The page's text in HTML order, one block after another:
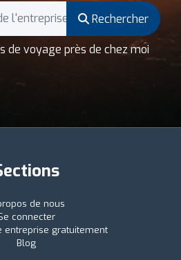
Rechercher
de voyage près de chez moi
de nous
connecter
entreprise gratuitement
Blog